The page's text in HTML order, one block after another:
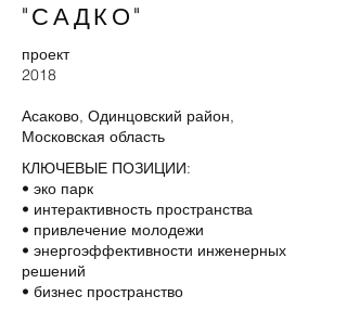
"САДКО"
проект
2018
Асаково, Одинцовский район,
Московская область
КЛЮЧЕВЫЕ ПОЗИЦИИ:
• эко парк
• интерактивность пространства
• привлечение молодежи
• энергоэффективности инженерных
решений
• бизнес пространство